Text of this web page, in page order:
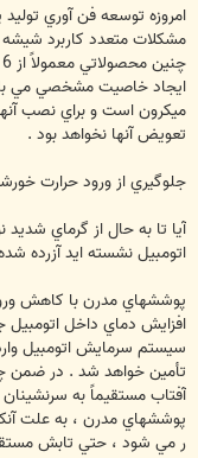
مشكلات متعدد كاربرد شيشه
ميكرون است و براي نصب
تعويض آنها نخواهد بود .
جلوگيري از ورود حرارت
آيا تا به حال از گرماي
اتومبيل نشسته ايد آزرده
افزايش دماي داخل اتومبيل
سيستم سرمايش اتومبيل
تأمين خواهد شد . در ضمن
آفتاب مستقيماً‌ به سرنشينان
پوششهاي مدرن ، به علت
ر مي شود ، حتي تابش